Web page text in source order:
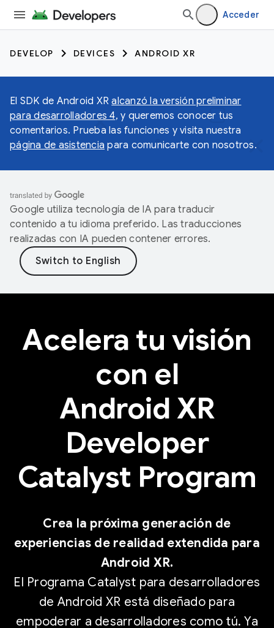
Acceder
DEVELOP DEVICES ANDROID XR
El SDK de Android XRalcanzó la versión preliminar
para desarrolladores 4, y queremos conocer tus
comentarios. Prueba las funciones y visita nuestra
página de asistencia para comunicarte con nosotros.
Google utiliza tecnología de IA para traducir
contenido a tu idioma preferido. Las traducciones
realizadas con IA pueden contener errores.
Acelera tu visión
con el
Android XR
Developer
Catalyst Program
Crea la próxima generación de
experiencias de realidad extendida para
Android XR.
El Programa Catalyst para desarrolladores
de Android XR está diseñado para
empoderar a desarrolladores como tú. Ya